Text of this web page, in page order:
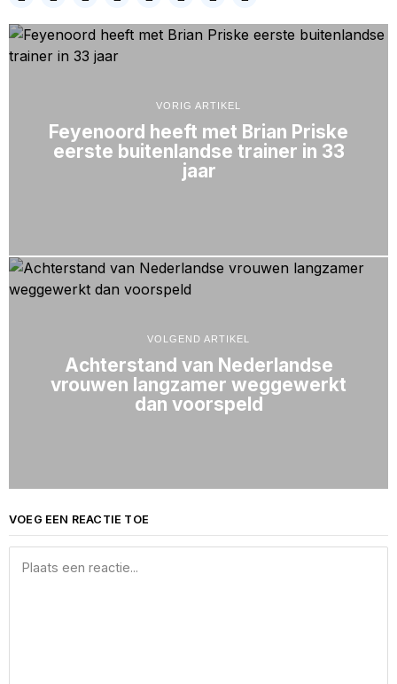
VORIG ARTIKEL
Feyenoord heeft met Brian Priske
eerste buitenlandse trainer in 33
jaar
VOLGEND ARTIKEL
Achterstand van Nederlandse
vrouwen langzamer weggewerkt
dan voorspeld
VOEG EEN REACTIE TOE